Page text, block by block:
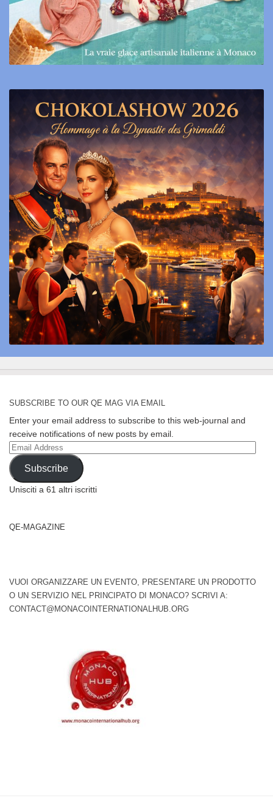
SUBSCRIBE TO OUR QE MAG VIA EMAIL
Enter your email address to subscribe to this web-journal and
receive notifications of new posts by email.
Email
Address
Subscribe
Unisciti a 61 altri iscritti
QE-MAGAZINE
VUOI ORGANIZZARE UN EVENTO, PRESENTARE UN PRODOTTO
O UN SERVIZIO NEL PRINCIPATO DI MONACO? SCRIVI A:
CONTACT@MONACOINTERNATIONALHUB.ORG